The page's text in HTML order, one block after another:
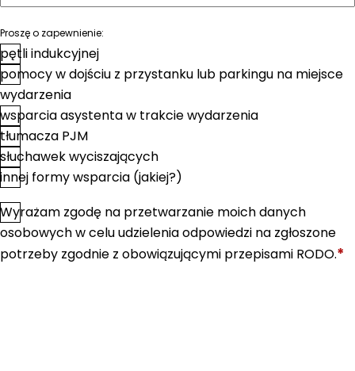
Proszę o zapewnienie:
pętli indukcyjnej
pomocy w dojściu z przystanku lub parkingu na miejsce
wydarzenia
wsparcia asystenta w trakcie wydarzenia
tłumacza PJM
słuchawek wyciszających
innej formy wsparcia (jakiej?)
Zgoda*
Wyrażam zgodę na przetwarzanie moich danych
osobowych w celu udzielenia odpowiedzi na zgłoszone
potrzeby zgodnie z obowiązującymi przepisami RODO.*